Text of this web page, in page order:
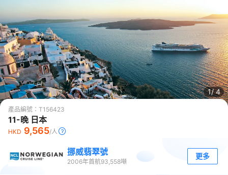
1/4
產品編號： T156423
11-晚 日本
HKD 9,565/人
挪威翡翠號
2006年首航93,558噸
更多